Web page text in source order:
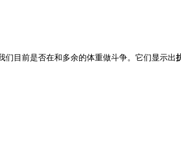
目前是否在和多余的体重做斗争。它们显示出